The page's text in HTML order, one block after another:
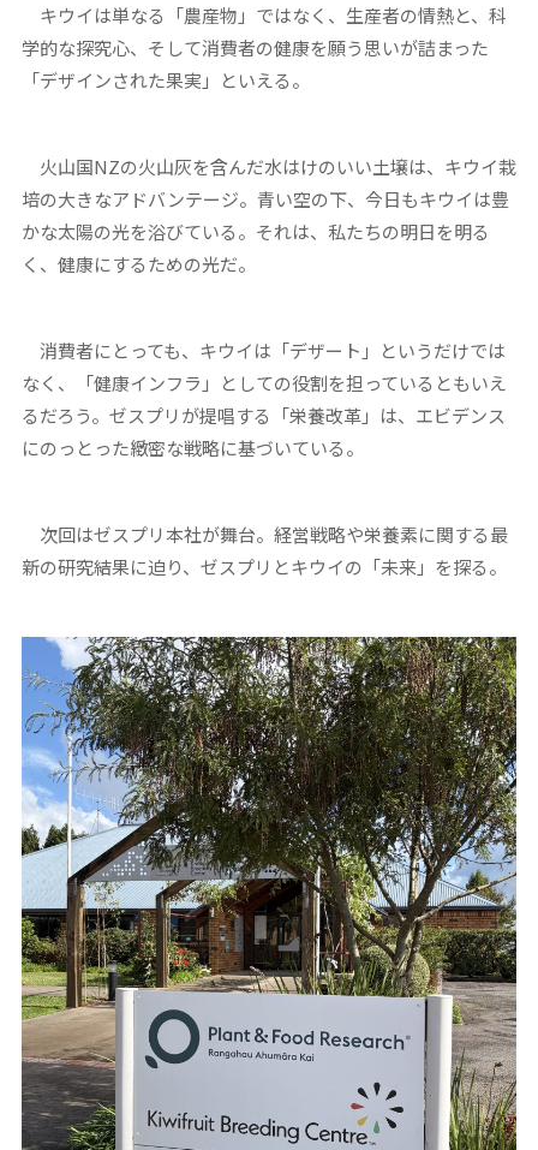
キウイは単なる「農産物」ではなく、生産者の情熱と、科
学的な探究心、そして消費者の健康を願う思いが詰まった
「デザインされた果実」といえる。
火山国NZの火山灰を含んだ水はけのいい土壌は、キウイ栽
培の大きなアドバンテージ。青い空の下、今日もキウイは豊
かな太陽の光を浴びている。それは、私たちの明日を明る
く、健康にするための光だ。
消費者にとっても、キウイは「デザート」というだけでは
なく、「健康インフラ」としての役割を担っているともいえ
るだろう。ゼスプリが提唱する「栄養改革」は、エビデンス
にのっとった緻密な戦略に基づいている。
次回はゼスプリ本社が舞台。経営戦略や栄養素に関する最
新の研究結果に迫り、ゼスプリとキウイの「未来」を探る。